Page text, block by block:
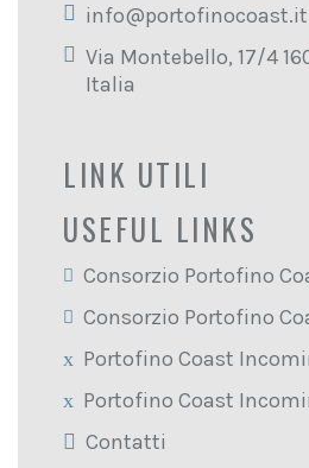
info@portofinocoast.it
Via Montebello, 17/4
Italia
LINK UTILI
USEFUL LINKS
Consorzio Portofino
Consorzio Portofino
Portofino Coast
Portofino Coast
Contatti